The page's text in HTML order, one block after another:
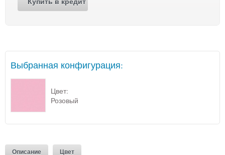
Выбранная конфигурация:
Цвет:
Розовый
Описание Цвет